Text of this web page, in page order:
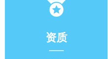
资质